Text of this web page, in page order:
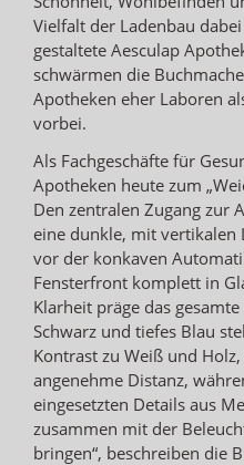
Vielfalt der Ladenbau
gestaltete Aesculap
schwärmen die
Apotheken eher Laboren
vorbei.
Als Fachgeschäfte für
Apotheken heute zum
Den zentralen Zugang zur
eine dunkle, mit vertikalen
vor der konkaven
Fensterfront komplett in
Klarheit präge das
Schwarz und tiefes Blau
Kontrast zu Weiß und
angenehme Distanz,
eingesetzten Details aus
zusammen mit der
bringen“, beschreiben die